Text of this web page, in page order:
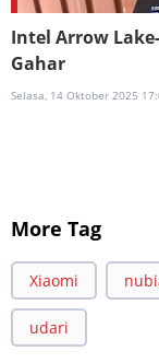
Intel Arrow
Gahar
Selasa, 14 Oktober 2025
More Tag
Xiaomi
udari